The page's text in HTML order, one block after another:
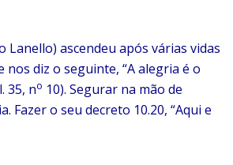
ascendeu após várias vidas
nos diz o seguinte, “A alegria é o
35, no 10). Segurar na mão de
Fazer o seu decreto 10.20, “Aqui e